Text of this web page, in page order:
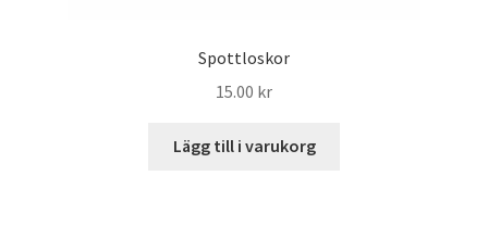
Spottloskor
15.00 kr
Lägg till i varukorg